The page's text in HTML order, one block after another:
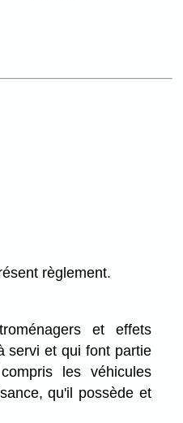
règlement.
et effets
servi et qui font partie
les véhicules
qu'il possède et